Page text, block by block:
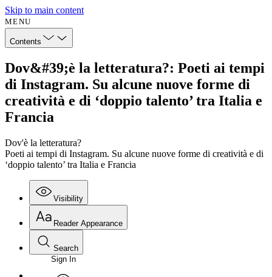
Skip to main content
MENU
Contents
Dov&#39;è la letteratura?: Poeti ai tempi
di Instagram. Su alcune nuove forme di
creatività e di ‘doppio talento’ tra Italia e
Francia
Dov'è la letteratura?
Poeti ai tempi di Instagram. Su alcune nuove forme di creatività e di
‘doppio talento’ tra Italia e Francia
Visibility
Reader Appearance
Search
Sign In